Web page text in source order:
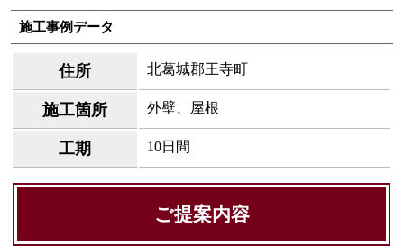
施工事例データ
住所 北葛城郡王寺町
施工箇所 外壁、屋根
工期 10日間
ご提案内容